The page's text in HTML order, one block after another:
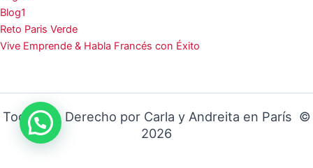
Blog1
Reto Paris Verde
Vive Emprende & Habla Francés con Éxito
Todos los Derecho por Carla y Andreita en París ©
2026